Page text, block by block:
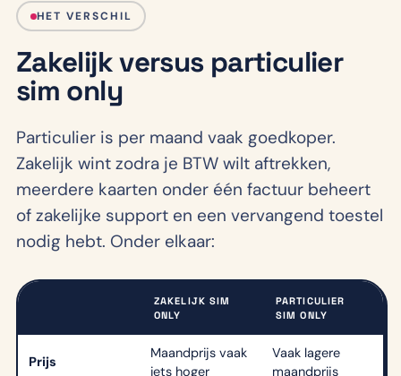
HET VERSCHIL
Zakelijk versus particulier
sim only
Particulier is per maand vaak goedkoper.
Zakelijk wint zodra je BTW wilt aftrekken,
meerdere kaarten onder één factuur beheert
of zakelijke support en een vervangend toestel
nodig hebt. Onder elkaar:
ZAKELIJK SIM
ONLY
PARTICULIER
SIM ONLY
Prijs
Maandprijs vaak
iets hoger
Vaak lagere
maandprijs